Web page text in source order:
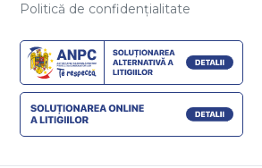
Politică de confidențialitate